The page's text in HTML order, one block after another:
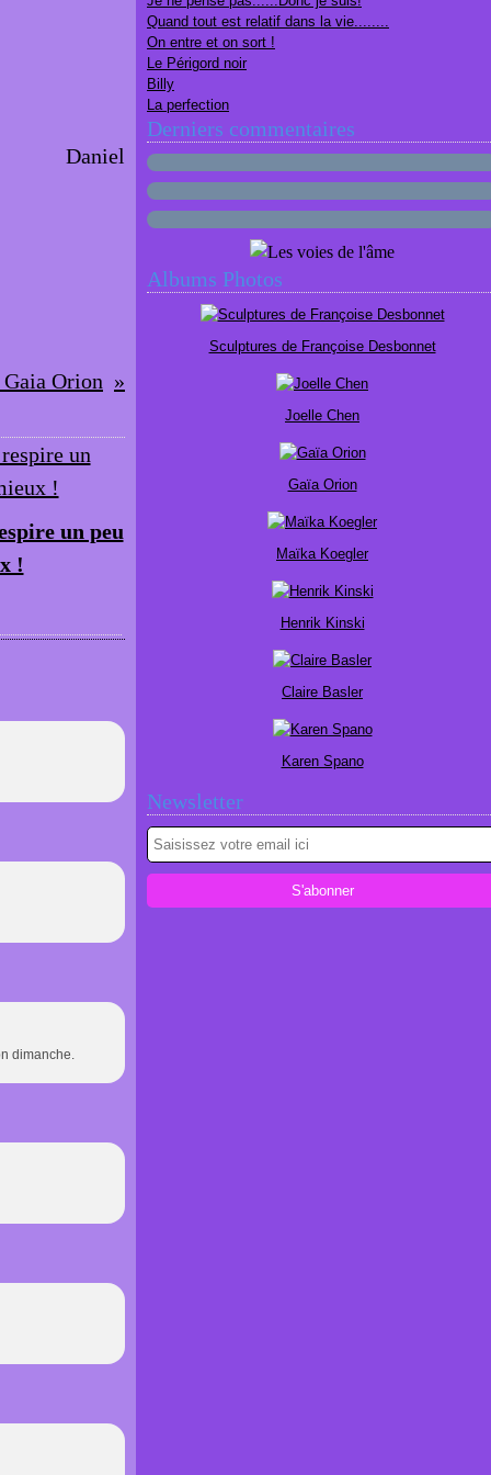
Daniel
Orion
un peu
!
dimanche.
Quand tout est relatif dans la vie........
On entre et on sort !
Le Périgord noir
Billy
La perfection
Derniers commentaires
Albums Photos
Sculptures de Françoise Desbonnet
Joelle Chen
Gaïa Orion
Maïka Koegler
Henrik Kinski
Claire Basler
Karen Spano
Newsletter